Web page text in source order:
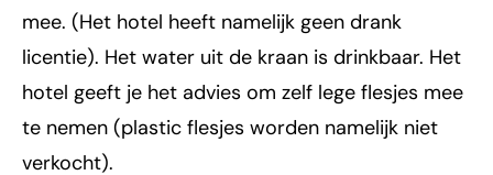
mee. (Het hotel heeft namelijk geen drank
licentie). Het water uit de kraan is drinkbaar. Het
hotel geeft je het advies om zelf lege flesjes mee
te nemen (plastic flesjes worden namelijk niet
verkocht).